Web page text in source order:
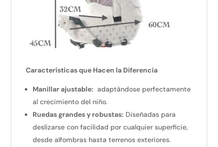
Características que Hacen la Diferencia
Manillar ajustable: adaptándose perfectamente
al crecimiento del niño.
Ruedas grandes y robustas: Diseñadas para
deslizarse con facilidad por cualquier superficie,
desde alfombras hasta terrenos exteriores.